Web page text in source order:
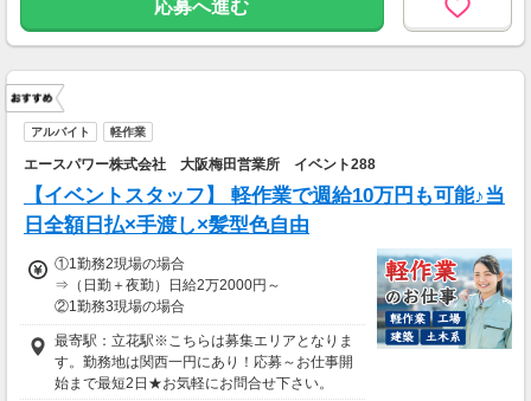
応募へ進む
アルバイト 軽作業
エースパワー株式会社 大阪梅田営業所 イベント288
【イベントスタッフ】 軽作業で週給10万円も可能♪当
日全額日払×手渡し×髪型色自由
①1勤務2現場の場合
⇒（日勤＋夜勤）日給2万2000円～
②1勤務3現場の場合
⇒（日勤＋夜勤＋日勤）日給3万5000円～
（3現場・夜勤手当8時間13,000円含む）
③1勤務1現場～（※不定期・会社判断による）
⇒時給1714円～（実働4～7h）日により変動
最寄駅：立花駅※こちらは募集エリアとなりま
す。勤務地は関西一円にあり！応募～お仕事開
始まで最短2日★お気軽にお問合せ下さい。